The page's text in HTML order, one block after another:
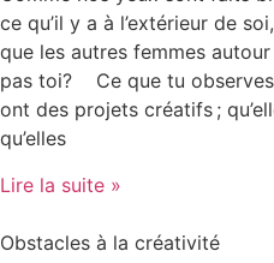
ce qu’il y a à l’extérieur de
que les autres femmes
pas toi? Ce que tu observes
ont des projets créatifs ;
qu’elles
Lire la suite »
Obstacles à la créativité